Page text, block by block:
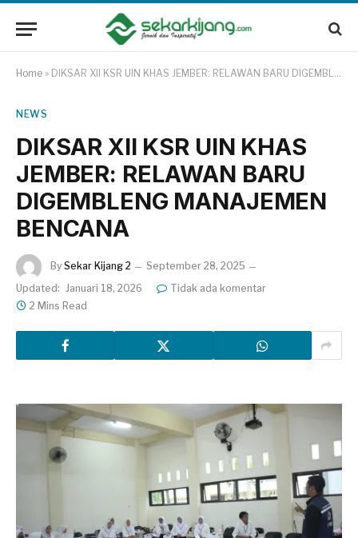
Home » DIKSAR XII KSR UIN KHAS JEMBER: RELAWAN BARU DIGEMBLENG MANAJEMEN BENCANA
NEWS
DIKSAR XII KSR UIN KHAS
JEMBER: RELAWAN BARU
DIGEMBLENG MANAJEMEN
BENCANA
By Sekar Kijang 2
September 28, 2025
Updated: Januari 18, 2026
Tidak ada komentar
2 Mins Read